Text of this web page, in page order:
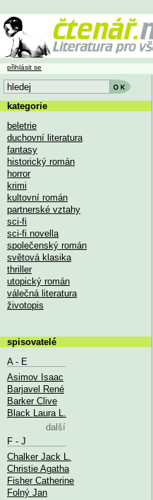
přihlásit se
kategorie
beletrie
duchovní literatura
fantasy
historický román
horror
krimi
kultovní román
partnerské vztahy
sci-fi
sci-fi novella
společenský román
světová klasika
thriller
utopický román
válečná literatura
životopis
spisovatelé
A - E
Asimov Isaac
Barjavel René
Barker Clive
Black Laura L.
další
F - J
Chalker Jack L.
Christie Agatha
Fisher Catherine
Folný Jan